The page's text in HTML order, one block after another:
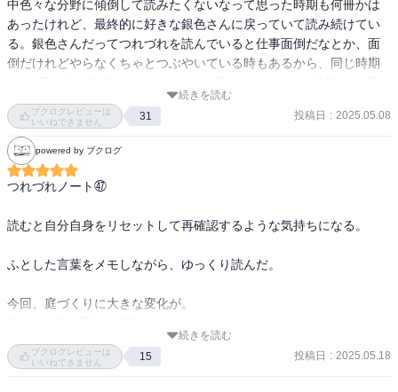
中色々な分野に傾倒して読みたくないなって思った時期も何冊かは
あったけれど、最終的に好きな銀色さんに戻っていて読み続けてい
る。銀色さんだってつれづれを読んでいると仕事面倒だなとか、面
倒だけれどやらなくちゃとつぶやいている時もあるから、同じ時期
ずれることがないのは銀色さんの努力の上であるわけだから、すご
いことだと思う。
内容は日々の日記なのでファンでないとつまらないと思うけど、私
みたいな読者が定期購読のように忘れず毎回購入しているから続い
とが書かれているのでやめられない。あと老後の生き方とかとても
てもパッと読んでパッとやめられるので最高の旅のお供になる。は
のが玉に瑕である。いつまで続けてくれるかわからないけど、続け
娘さんも息子さんも長めの仕事休みのときは銀色さんのところに帰
続きを読む
ブクログレビューは
いいねできません
31 投稿日 : 2025.05.08
powered by ブクログ
つれづれノート㊼
読むと自分自身をリセットして再確認するような気持ちになる。
ふとした言葉をメモしながら、ゆっくり読んだ。
今回、庭づくりに大きな変化が。
変わらないように見える日常にも大なり小なり変化があって、私は
続きを読む
ブクログレビューは
いいねできません
15 投稿日 : 2025.05.18